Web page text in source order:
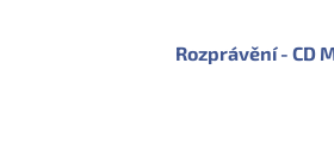
Rozprávění - CD